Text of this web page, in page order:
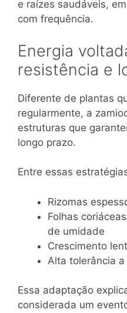
e raízes saudáveis,
com frequência.
Energia
resistência e
Diferente de plantas
regularmente, a
estruturas que
longo prazo.
Entre essas
Rizomas
Folhas
de umidade
Crescimento
Alta tolerância
Essa adaptação
considerada um